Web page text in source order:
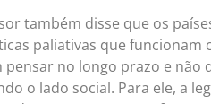
também disse que os
paliativas que funcionam
pensar no longo prazo e não
o lado social. Para ele, a